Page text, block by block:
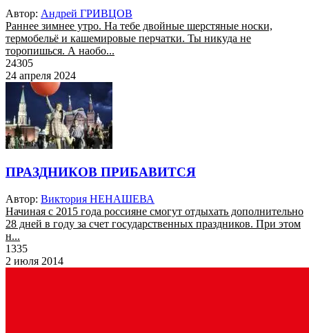
Автор: Андрей ГРИВЦОВ
Раннее зимнее утро. На тебе двойные шерстяные носки,
термобельё и кашемировые перчатки. Ты никуда не
торопишься. А наобо...
24305
24 апреля 2024
ПРАЗДНИКОВ ПРИБАВИТСЯ
Автор: Виктория НЕНАШЕВА
Начиная с 2015 года россияне смогут отдыхать дополнительно
28 дней в году за счет государственных праздников. При этом
н...
1335
2 июля 2014